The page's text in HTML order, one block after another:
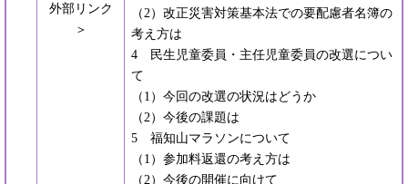
外部リンク
＞
（2）改正災害対策基本法での要配慮者名簿の
考え方は
4 民生児童委員・主任児童委員の改選につい
て
（1）今回の改選の状況はどうか
（2）今後の課題は
5 福知山マラソンについて
（1）参加料返還の考え方は
（2）今後の開催に向けて